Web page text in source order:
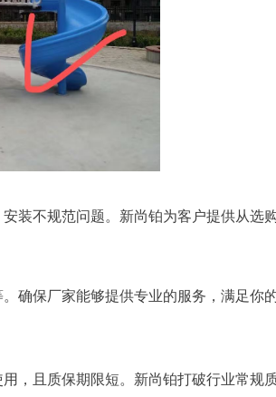
装不规范问题。新尚铂为客户提供从选
确保厂家能够提供专业的服务，满足你的
，且质保期限短。新尚铂打破行业常规